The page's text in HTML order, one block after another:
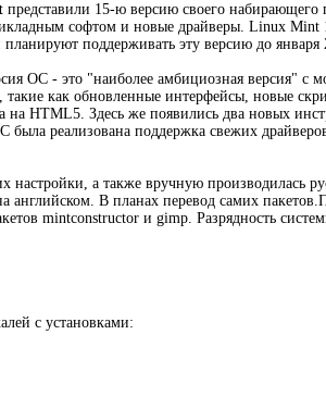
представили 15-ю версию своего
софтом и новые драйверы. Linux Mint
поддерживать эту версию до января
ОС - это "наиболее амбициозная версия" с
как обновленные интерфейсы, новые
на HTML5. Здесь же появились два новых
реализована поддержка свежих
а также вручную производилась
английском. В планах перевод самих
mintconstructor и gimp. Разрядность
с установками: